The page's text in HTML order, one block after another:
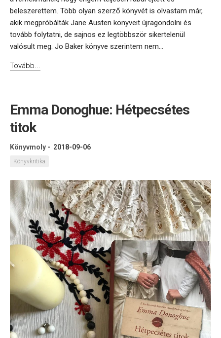
beleszerettem. Több olyan szerző könyvét is olvastam már,
akik megpróbálták Jane Austen könyveit újragondolni és
tovább folytatni, de sajnos ez legtöbbször sikertelenül
valósult meg. Jo Baker könyve szerintem nem...
Tovább...
Emma Donoghue: Hétpecsétes
titok
Könyvmoly - 2018-09-06
Könyvkritika